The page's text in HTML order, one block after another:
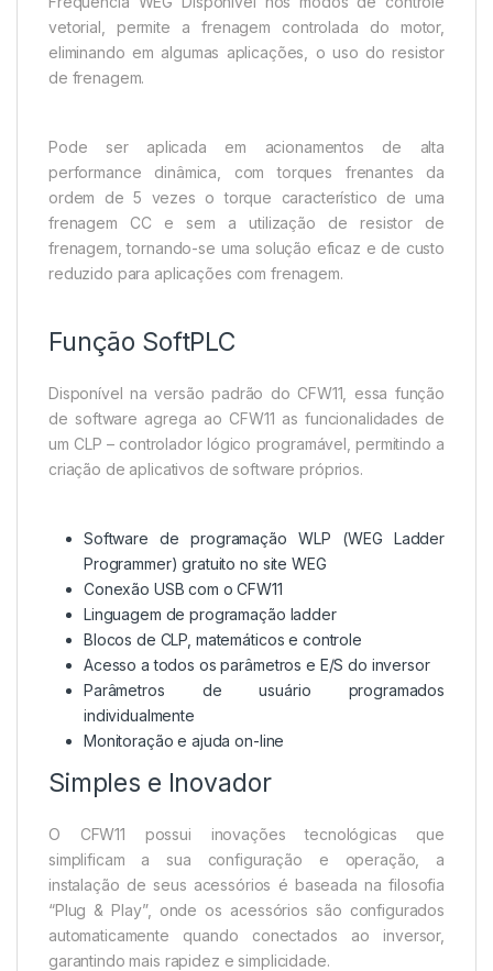
vetorial, permite a frenagem controlada do motor,
eliminando em algumas aplicações, o uso do resistor
de frenagem.
Pode ser aplicada em acionamentos de alta
performance dinâmica, com torques frenantes da
ordem de 5 vezes o torque característico de uma
frenagem CC e sem a utilização de resistor de
frenagem, tornando-se uma solução eficaz e de custo
reduzido para aplicações com frenagem.
Função SoftPLC
Disponível na versão padrão do CFW11, essa função
de software agrega ao CFW11 as funcionalidades de
um CLP – controlador lógico programável, permitindo a
criação de aplicativos de software próprios.
Software de programação WLP (WEG Ladder
Programmer) gratuito no site WEG
Conexão USB com o CFW11
Linguagem de programação ladder
Blocos de CLP, matemáticos e controle
Acesso a todos os parâmetros e E/S do inversor
Parâmetros de usuário programados
individualmente
Monitoração e ajuda on-line
Simples e Inovador
O CFW11 possui inovações tecnológicas que
simplificam a sua configuração e operação, a
instalação de seus acessórios é baseada na filosofia
“Plug & Play”, onde os acessórios são configurados
automaticamente quando conectados ao inversor,
garantindo mais rapidez e simplicidade.